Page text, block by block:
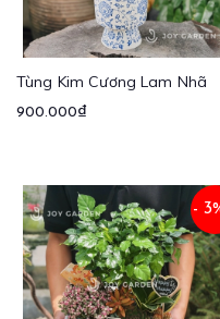
Tùng Kim Cương Lam Nhã
900.000₫
-